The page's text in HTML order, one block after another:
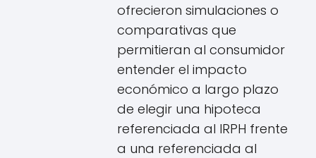
ofrecieron simulaciones o
comparativas que
permitieran al consumidor
entender el impacto
económico a largo plazo
de elegir una hipoteca
referenciada al IRPH frente
a una referenciada al